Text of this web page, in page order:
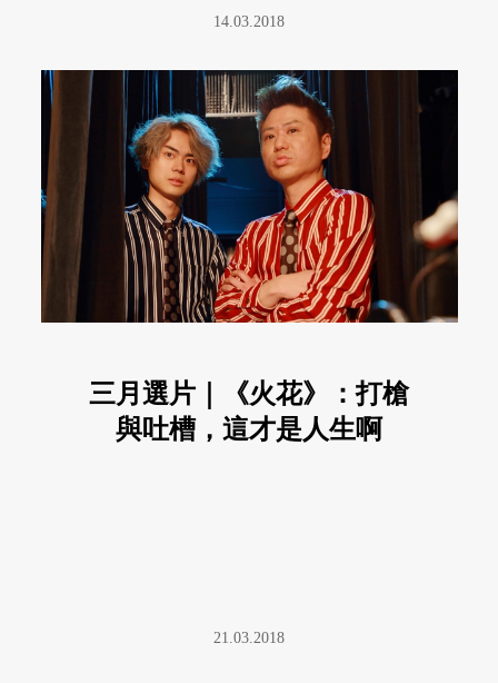
14.03.2018
三月選片｜《火花》：打槍
與吐槽，這才是人生啊
21.03.2018